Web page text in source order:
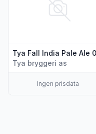
Tya bryggeri as
Ingen prisdata